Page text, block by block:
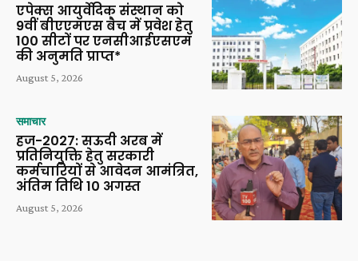
एपेक्स आयुर्वेदिक संस्थान को
9वीं बीएएमएस बैच में प्रवेश हेतु
100 सीटों पर एनसीआईएसएम
की अनुमति प्राप्त*
August 5, 2026
समाचार
हज-2027: सऊदी अरब में
प्रतिनियुक्ति हेतु सरकारी
कर्मचारियों से आवेदन आमंत्रित,
अंतिम तिथि 10 अगस्त
August 5, 2026